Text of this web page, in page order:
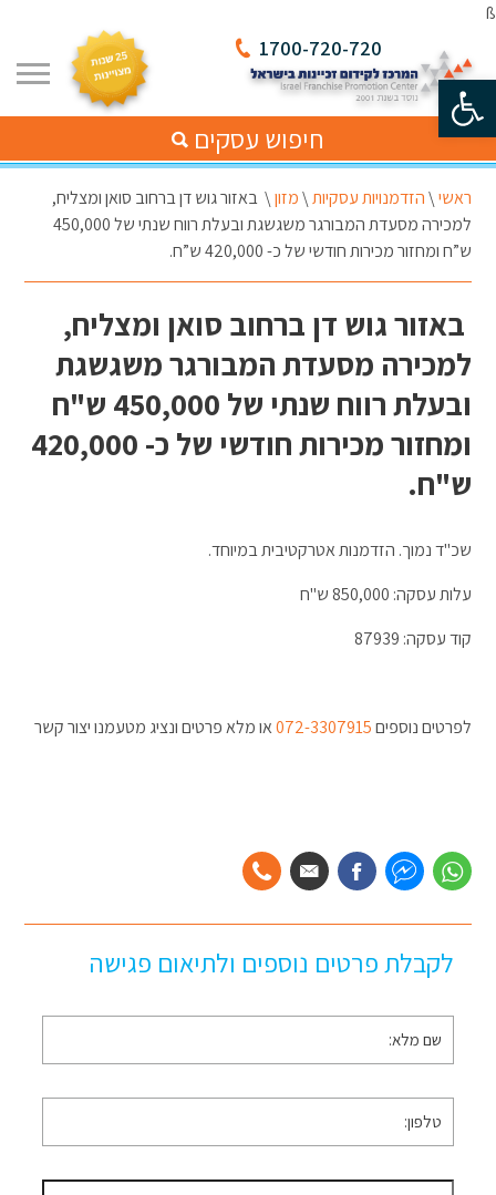
פתח סרגל נגישות
ß
1700-720-720
חיפוש עסקים
ראשי\הזדמנויות עסקיות\מזון\ באזור גוש דן ברחוב סואן ומצליח,
למכירה מסעדת המבורגר משגשגת ובעלת רווח שנתי של 450,000
ש”ח ומחזור מכירות חודשי של כ- 420,000 ש”ח.
באזור גוש דן ברחוב סואן ומצליח,
למכירה מסעדת המבורגר משגשגת
ובעלת רווח שנתי של 450,000 ש"ח
ומחזור מכירות חודשי של כ- 420,000
ש"ח.
שכ"ד נמוך. הזדמנות אטרקטיבית במיוחד.
עלות עסקה: 850,000 ש"ח
קוד עסקה: 87939
לפרטים נוספים072-3307915או מלא פרטים ונציג מטעמנו יצור קשר
לקבלת פרטים נוספים ולתיאום פגישה
שם
מלא *
טלפון *
דוא״ל *